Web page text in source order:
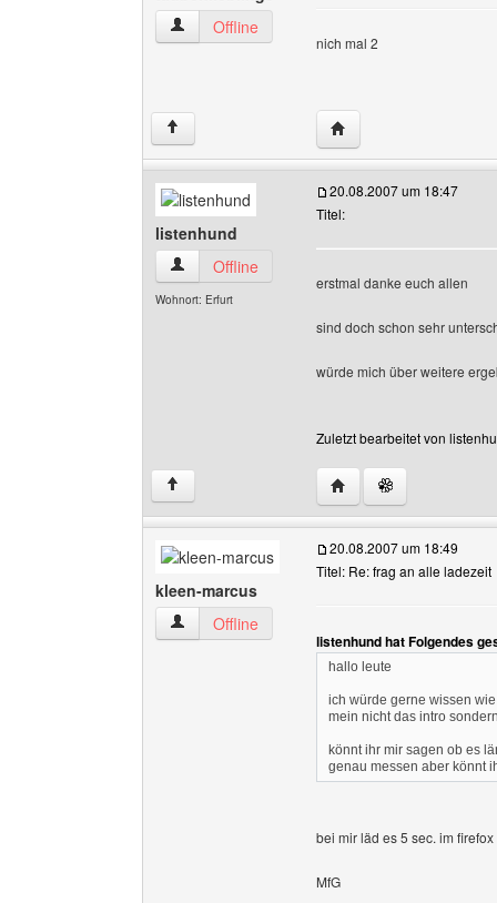
taubenlieblinge Benutzer-Profile anzeigen
Offline
nich mal 2
↑ Website dieses
listenhund
listenhund Benutzer-Profile anzeigen
Offline
Wohnort: Erfurt
20.08.2007 um 18:47
Titel:
erstmal danke euch allen
sind doch schon sehr
würde mich über weitere
Zuletzt bearbeitet von
↑ Website dieses
kleen-marcus
kleen-marcus Benutzer-Profile anzeigen
Offline
20.08.2007 um 18:49
Titel: Re: frag an alle ladezeit
listenhund hat Folgendes
hallo leute
ich würde gerne wissen
mein nicht das intro
könnt ihr mir sagen ob es
genau messen aber könnt
bei mir läd es 5 sec. im
MfG